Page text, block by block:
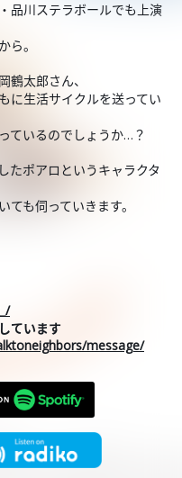
品川ステラボールでも上演
ら。
鶴太郎さん、
に生活サイクルを送ってい
ているのでしょうか…？
たポアロというキャラクタ
も伺っていきます。
ています
message/